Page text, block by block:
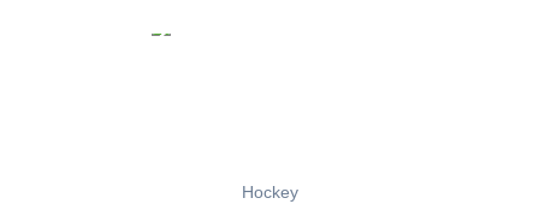
Hockey